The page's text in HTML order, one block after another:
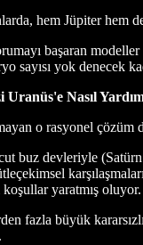
hem Jüpiter hem de
başaran
sayısı yok denecek
Uranüs'e Nasıl
o rasyonel
buz devleriyle
yaratmış oluyor.
fazla büyük